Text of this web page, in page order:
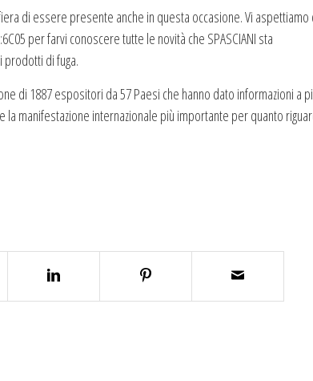
di essere presente anche in questa occasione. Vi aspettiamo
per farvi conoscere tutte le novità che SPASCIANI sta
di fuga.
di 1887 espositori da 57 Paesi che hanno dato informazioni a
la manifestazione internazionale più importante per quanto